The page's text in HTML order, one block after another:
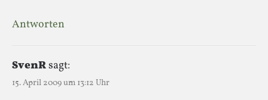
Antworten
SvenRsagt:
15. April 2009 um 13:12 Uhr